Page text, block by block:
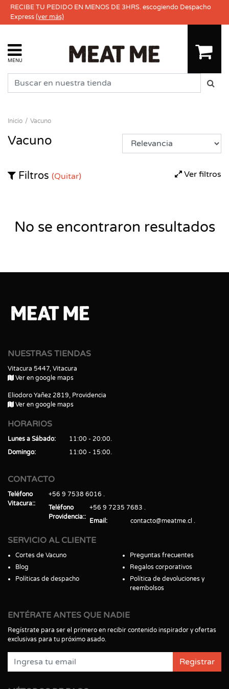
RECIBE TU PEDIDO EN MENOS DE 3HRS. escogiendo Despacho
Express(ver más)
MENU
Inicio Vacuno
Vacuno
Ver filtros
Filtros (Quitar)
No se encontraron resultados
NUESTRAS TIENDAS
Vitacura 5447, Vitacura
Ver en google maps
Eliodoro Yañez 2819, Providencia
Ver en google maps
HORARIOS
Lunes a Sábado
11:00 - 20:00
Domingo
11:00 - 15:00
CONTACTO
Teléfono
Vitacura:
+56 9 7538 6016
Teléfono
Providencia:
+56 9 7235 7683
Email
contacto@meatme.cl
SERVICIO AL CLIENTE
Cortes de Vacuno
Blog
Políticas de despacho
Preguntas frecuentes
Regalos corporativos
Política de devoluciones y
reembolsos
ENTÉRATE ANTES QUE NADIE
Regístrate para ser el primero en recibir contenido inspirador y ofertas
exclusivas para tu próximo asado.
Registrar